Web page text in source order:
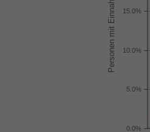
0.0%
5.0%
10.0%
15.0%